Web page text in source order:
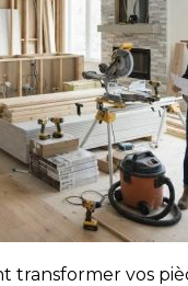
transformer vos